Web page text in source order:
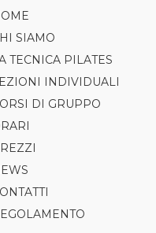
SIAMO
TECNICA PILATES
INDIVIDUALI
DI GRUPPO
PILATES
AXIS
TRX
CLASS5
GAP